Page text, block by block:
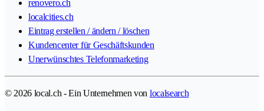
renovero.ch
localcities.ch
Eintrag erstellen / ändern / löschen
Kundencenter für Geschäftskunden
Unerwünschtes Telefonmarketing
© 2026 local.ch - Ein Unternehmen von localsearch